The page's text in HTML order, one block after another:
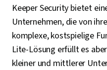
Keeper Security bietet
Unternehmen, die von
komplexe, kostspielige
Lite-Lösung erfüllt es
kleiner und mittlerer